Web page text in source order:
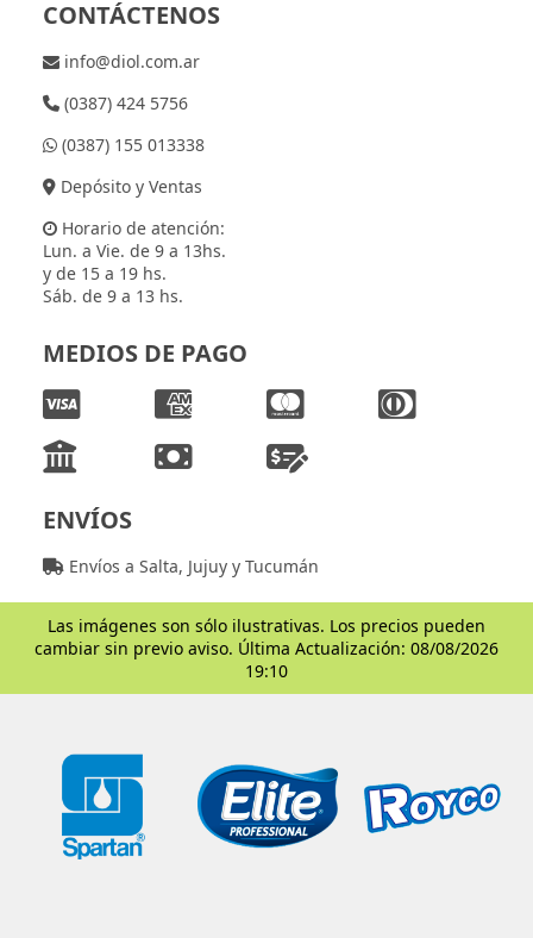
CONTÁCTENOS
info@diol.com.ar
(0387) 424 5756
(0387) 155 013338
Depósito y Ventas
Horario de atención:
Lun. a Vie. de 9 a 13hs.
y de 15 a 19 hs.
Sáb. de 9 a 13 hs.
MEDIOS DE PAGO
ENVÍOS
Envíos a Salta, Jujuy y Tucumán
Las imágenes son sólo ilustrativas. Los precios pueden
cambiar sin previo aviso. Última Actualización: 08/08/2026
19:10